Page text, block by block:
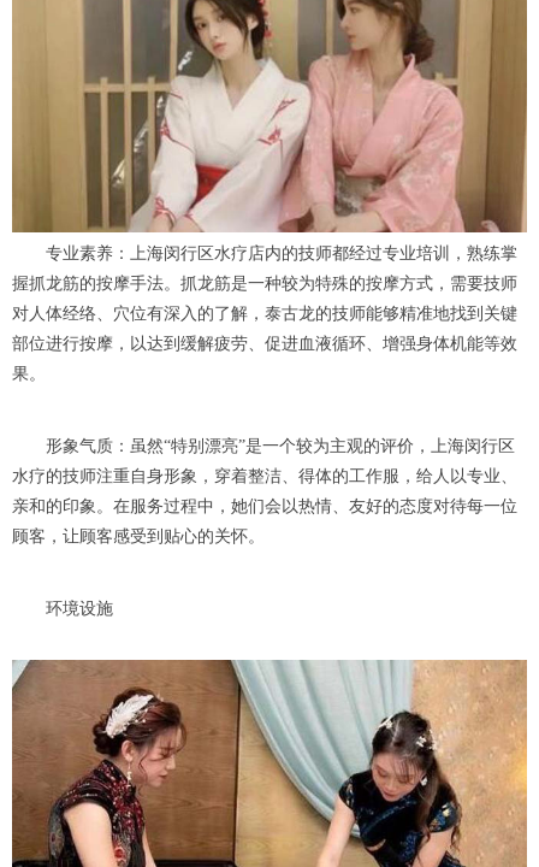
专业素养：上海闵行区水疗店内的技师都经过专业培训，熟练掌
握抓龙筋的按摩手法。抓龙筋是一种较为特殊的按摩方式，需要技师
对人体经络、穴位有深入的了解，泰古龙的技师能够精准地找到关键
部位进行按摩，以达到缓解疲劳、促进血液循环、增强身体机能等效
果。
形象气质：虽然“特别漂亮”是一个较为主观的评价，上海闵行区
水疗的技师注重自身形象，穿着整洁、得体的工作服，给人以专业、
亲和的印象。在服务过程中，她们会以热情、友好的态度对待每一位
顾客，让顾客感受到贴心的关怀。
环境设施